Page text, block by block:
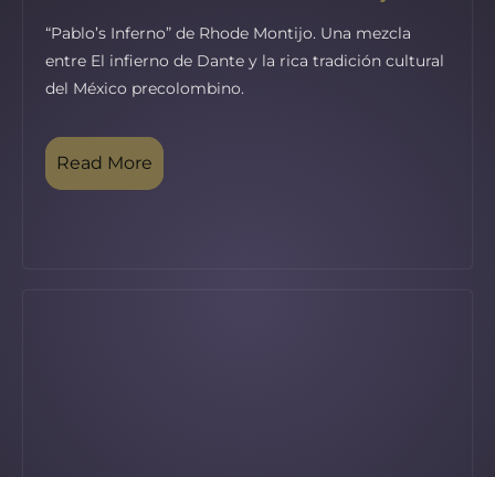
“Pablo’s Inferno” de Rhode Montijo. Una mezcla
entre El infierno de Dante y la rica tradición cultural
del México precolombino.
Read More